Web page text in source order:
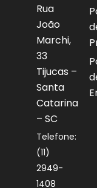
Rua
João
Marchi,
33
Tijucas –
Santa
Catarina
– SC
Telefone:
(11)
2949-
1408